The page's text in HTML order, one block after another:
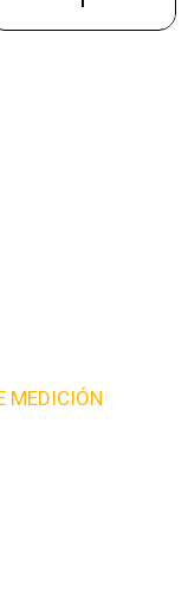
MEDICIÓN